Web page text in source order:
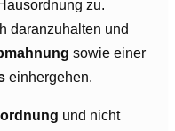
zu.
daranzuhalten und
sowie einer
einhergehen.
und nicht